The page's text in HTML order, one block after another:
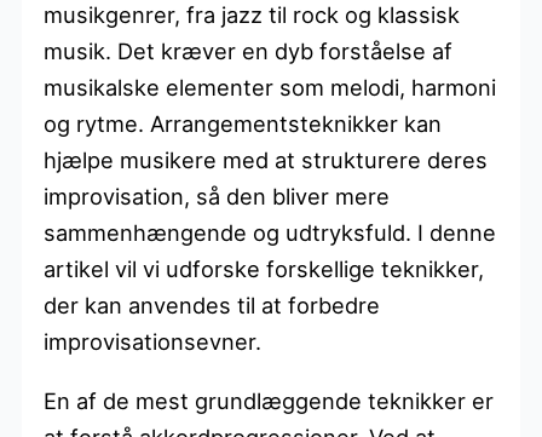
musikgenrer, fra jazz til rock og klassisk
musik. Det kræver en dyb forståelse af
musikalske elementer som melodi, harmoni
og rytme. Arrangementsteknikker kan
hjælpe musikere med at strukturere deres
improvisation, så den bliver mere
sammenhængende og udtryksfuld. I denne
artikel vil vi udforske forskellige teknikker,
der kan anvendes til at forbedre
improvisationsevner.
En af de mest grundlæggende teknikker er